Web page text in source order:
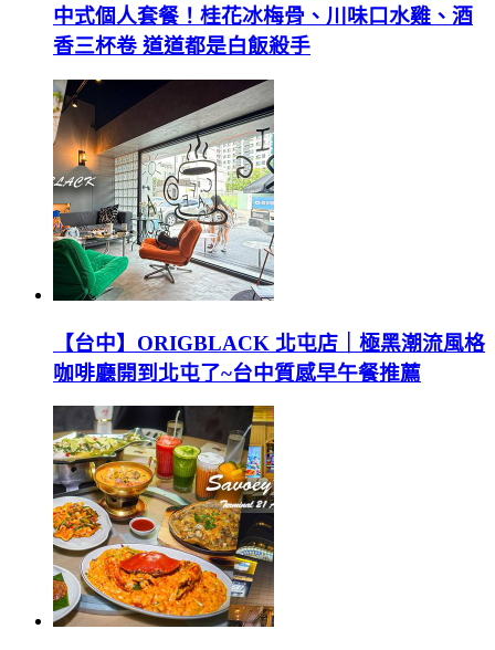
中式個人套餐！桂花冰梅骨、川味口水雞、酒
香三杯卷 道道都是白飯殺手
【台中】ORIGBLACK 北屯店｜極黑潮流風格
咖啡廳開到北屯了~台中質感早午餐推薦